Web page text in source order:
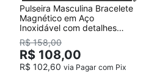
Pulseira Masculina Bracelete
Magnético em Aço
Inoxidável com detalhes
Banhado a Ouro
R$ 158,00
R$ 108,00
R$ 102,60 via Pagar com Pix